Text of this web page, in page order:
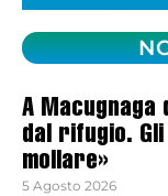
A
dal rifugio.
mollare»
5 Agosto 2026